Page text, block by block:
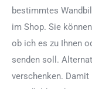
bestimmtes
im Shop. Sie
ob ich es zu Ihnen
senden soll.
verschenken.